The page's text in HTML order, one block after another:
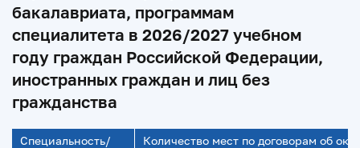
бакалавриата, программам
специалитета в 2026/2027 учебном
году граждан Российской Федерации,
иностранных граждан и лиц без
гражданства
Специальность/
Количество мест по договорам об